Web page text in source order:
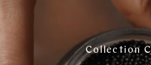
Collection